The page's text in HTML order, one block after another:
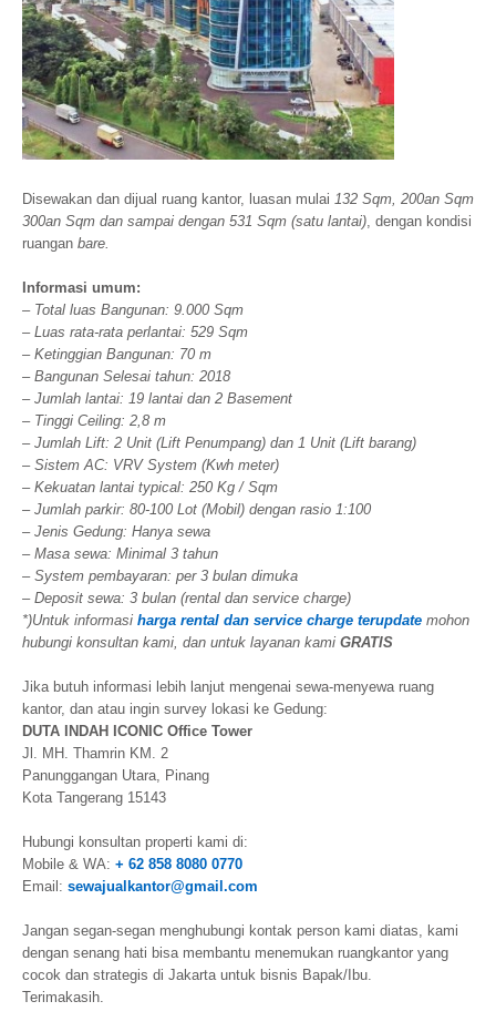
Disewakan dan dijual ruang kantor, luasan mulai 132 Sqm, 200an Sqm
300an Sqm dan sampai dengan 531 Sqm (satu lantai), dengan kondisi
ruangan bare.
Informasi umum:
– Total luas Bangunan: 9.000 Sqm
– Luas rata-rata perlantai: 529 Sqm
– Ketinggian Bangunan: 70 m
– Bangunan Selesai tahun: 2018
– Jumlah lantai: 19 lantai dan 2 Basement
– Tinggi Ceiling: 2,8 m
– Jumlah Lift: 2 Unit (Lift Penumpang) dan 1 Unit (Lift barang)
– Sistem AC: VRV System (Kwh meter)
– Kekuatan lantai typical: 250 Kg / Sqm
– Jumlah parkir: 80-100 Lot (Mobil) dengan rasio 1:100
– Jenis Gedung: Hanya sewa
– Masa sewa: Minimal 3 tahun
– System pembayaran: per 3 bulan dimuka
– Deposit sewa: 3 bulan (rental dan service charge)
*)Untuk informasi harga rental dan service charge terupdate mohon
hubungi konsultan kami, dan untuk layanan kami GRATIS
Jika butuh informasi lebih lanjut mengenai sewa-menyewa ruang
kantor, dan atau ingin survey lokasi ke Gedung:
DUTA INDAH ICONIC Office Tower
Jl. MH. Thamrin KM. 2
Panunggangan Utara, Pinang
Kota Tangerang 15143
Hubungi konsultan properti kami di:
Mobile & WA: + 62 858 8080 0770
Email: sewajualkantor@gmail.com
Jangan segan-segan menghubungi kontak person kami diatas, kami
dengan senang hati bisa membantu menemukan ruangkantor yang
cocok dan strategis di Jakarta untuk bisnis Bapak/Ibu.
Terimakasih.